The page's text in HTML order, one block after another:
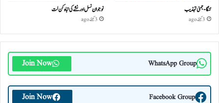
گنگا-جمنی تہذیب
3 گھنٹے ago
نوجوان نسل اور نشے کی تباہ کن لت
3 گھنٹے ago
WhatsApp Group
Join Now
Facebook Group
Join Now